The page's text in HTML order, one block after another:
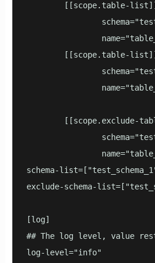
        [[scope.table-list]]
        [[scope.table-list]]
[[scope.exclude-
schema-
exclude-schema-
[log]
## The log level, value
log-level="info"